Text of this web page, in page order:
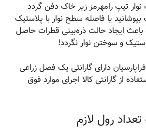
تیپ رامهرمز زیر خاک دفن گردد
یا فاصله سطح نوار با پلاستیک
ایجاد حالت ذره‌بینی قطرات حاصل
و سوختن نوار نگردد!
دارای گارانتی یک فصل زراعی
از گارانتی کالا اجرای موارد فوق
رول لازم